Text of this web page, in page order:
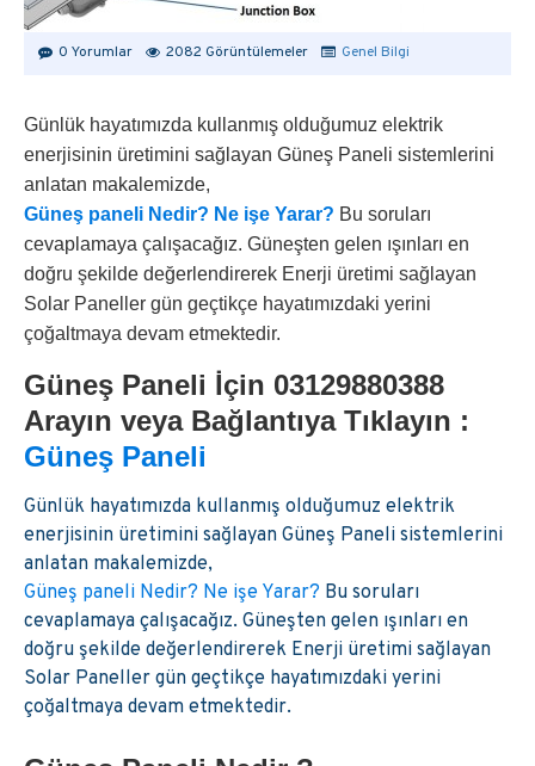
0 Yorumlar 2082 Görüntülemeler Genel Bilgi
Günlük hayatımızda kullanmış olduğumuz elektrik
enerjisinin üretimini sağlayan Güneş Paneli sistemlerini
anlatan makalemizde,
Güneş paneli Nedir? Ne işe Yarar? Bu soruları
cevaplamaya çalışacağız. Güneşten gelen ışınları en
doğru şekilde değerlendirerek Enerji üretimi sağlayan
Solar Paneller gün geçtikçe hayatımızdaki yerini
çoğaltmaya devam etmektedir.
Güneş Paneli İçin 03129880388
Arayın veya Bağlantıya Tıklayın :
Güneş Paneli
Günlük hayatımızda kullanmış olduğumuz elektrik
enerjisinin üretimini sağlayan Güneş Paneli sistemlerini
anlatan makalemizde,
Güneş paneli Nedir? Ne işe Yarar? Bu soruları
cevaplamaya çalışacağız. Güneşten gelen ışınları en
doğru şekilde değerlendirerek Enerji üretimi sağlayan
Solar Paneller gün geçtikçe hayatımızdaki yerini
çoğaltmaya devam etmektedir.